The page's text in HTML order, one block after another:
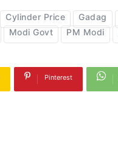
Cylinder Price Gadag
Modi Govt PM Modi
Pinterest